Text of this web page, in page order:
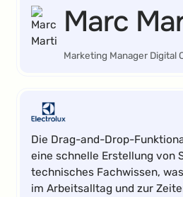
Marc
Marketing Manager Digital
Die Drag-and-Drop-
eine schnelle Erstellung von
technisches Fachwissen,
im Arbeitsalltag und zur